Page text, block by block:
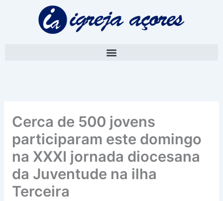
Cerca de 500 jovens
participaram este domingo
na XXXI jornada diocesana
da Juventude na ilha
Terceira